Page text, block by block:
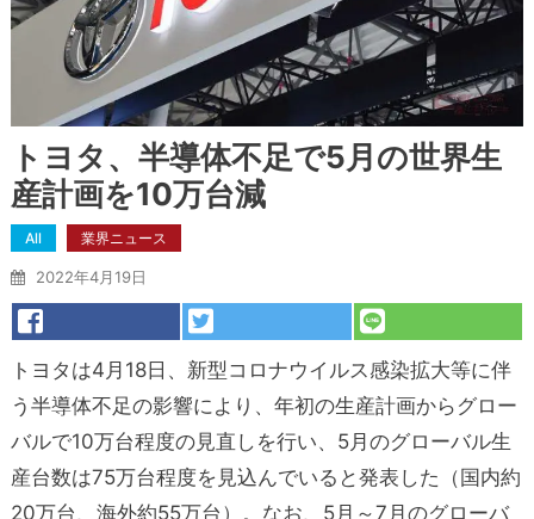
トヨタ、半導体不足で5月の世界生
産計画を10万台減
All 業界ニュース
2022年4月19日
トヨタは4月18日、新型コロナウイルス感染拡大等に伴
う半導体不足の影響により、年初の生産計画からグロー
バルで10万台程度の見直しを行い、5月のグローバル生
産台数は75万台程度を見込んでいると発表した（国内約
20万台、海外約55万台）。なお、5月～7月のグローバ